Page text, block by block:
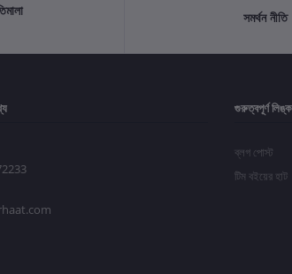
সমর্থন নীতি
গুরুত্বপূর্ণ লিঙ্ক
ব্লগ পোস্ট
টিম বইয়ের হাট